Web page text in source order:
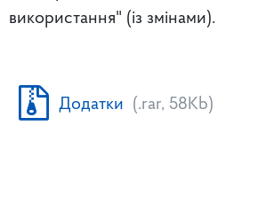
використання" (із змінами).
Додатки (.rar, 58Kb)